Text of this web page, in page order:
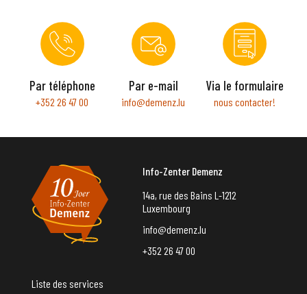
Par téléphone
+352 26 47 00
Par e-mail
info@demenz.lu
Via le formulaire
nous contacter!
Info-Zenter Demenz
14a, rue des Bains L-1212
Luxembourg
info@demenz.lu
+352 26 47 00
Liste des services